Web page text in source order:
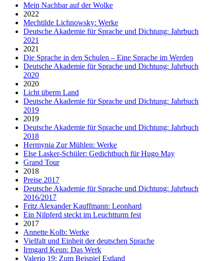
Mein Nachbar auf der Wolke
2022
Mechtilde Lichnowsky: Werke
Deutsche Akademie für Sprache und Dichtung: Jahrbuch
2021
2021
Die Sprache in den Schulen – Eine Sprache im Werden
Deutsche Akademie für Sprache und Dichtung: Jahrbuch
2020
2020
Licht überm Land
Deutsche Akademie für Sprache und Dichtung: Jahrbuch
2019
2019
Deutsche Akademie für Sprache und Dichtung: Jahrbuch
2018
Hermynia Zur Mühlen: Werke
Else Lasker-Schüler: Gedichtbuch für Hugo May
Grand Tour
2018
Preise 2017
Deutsche Akademie für Sprache und Dichtung: Jahrbuch
2016/2017
Fritz Alexander Kauffmann: Leonhard
Ein Nilpferd steckt im Leuchtturm fest
2017
Annette Kolb: Werke
Vielfalt und Einheit der deutschen Sprache
Irmgard Keun: Das Werk
Valerio 19: Zum Beispiel Estland